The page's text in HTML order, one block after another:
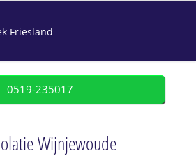
Friesland
0519-235017
Wijnjewoude